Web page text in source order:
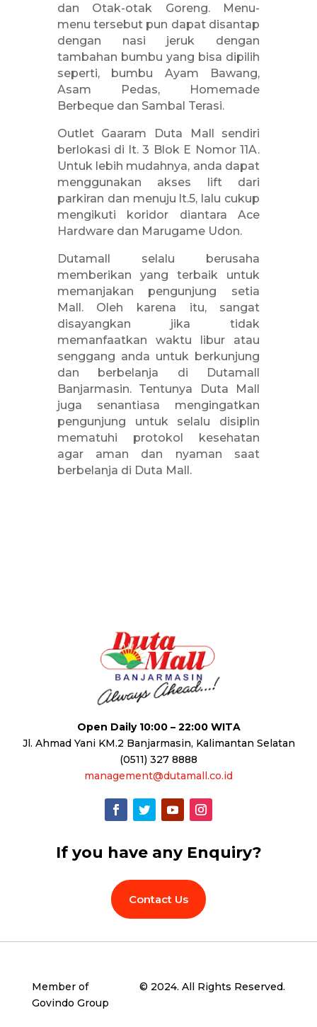
dan Otak-otak Goreng. Menu-
menu tersebut pun dapat disantap
dengan nasi jeruk dengan
tambahan bumbu yang bisa dipilih
seperti, bumbu Ayam Bawang,
Asam Pedas, Homemade
Berbeque dan Sambal Terasi.
Outlet Gaaram Duta Mall sendiri
berlokasi di lt. 3 Blok E Nomor 11A.
Untuk lebih mudahnya, anda dapat
menggunakan akses lift dari
parkiran dan menuju lt.5, lalu cukup
mengikuti koridor diantara Ace
Hardware dan Marugame Udon.
Dutamall selalu berusaha
memberikan yang terbaik untuk
memanjakan pengunjung setia
Mall. Oleh karena itu, sangat
disayangkan jika tidak
memanfaatkan waktu libur atau
senggang anda untuk berkunjung
dan berbelanja di Dutamall
Banjarmasin. Tentunya Duta Mall
juga senantiasa mengingatkan
pengunjung untuk selalu disiplin
mematuhi protokol kesehatan
agar aman dan nyaman saat
berbelanja di Duta Mall.
Open Daily 10:00 – 22:00 WITA
Jl. Ahmad Yani KM.2 Banjarmasin, Kalimantan Selatan
(0511) 327 8888
management@dutamall.co.id
If you have any Enquiry?
Contact Us
Member of
Govindo Group
© 2024. All Rights Reserved.